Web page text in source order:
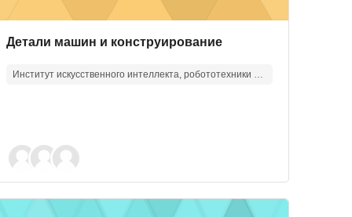
Изображение курса
Название курса
Детали машин и конструирование
Институт искусственного интеллекта, робототехники и системной инженерии